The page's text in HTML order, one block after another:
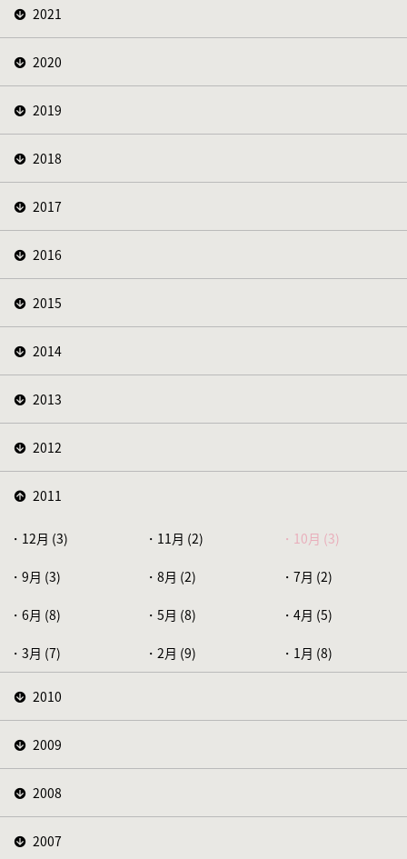
2021
2020
2019
2018
2017
2016
2015
2014
2013
2012
2011
12月 (3) 11月 (2) 10月 (3)
9月 (3) 8月 (2) 7月 (2)
6月 (8) 5月 (8) 4月 (5)
3月 (7) 2月 (9) 1月 (8)
2010
2009
2008
2007